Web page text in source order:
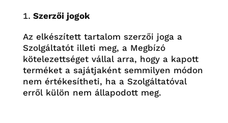
Szerzői jogok
Az elkészített tartalom szerzői joga a
Szolgáltatót illeti meg, a Megbízó
kötelezettséget vállal arra, hogy a kapott
terméket a sajátjaként semmilyen módon
nem értékesítheti, ha aSzolgáltatóval
erről külön nem állapodott meg.